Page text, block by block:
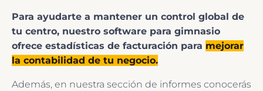
Para ayudarte a mantener un control global de
tu centro, nuestro software para gimnasio
ofrece estadísticas de facturación para mejorar
la contabilidad de tu negocio.
Además, en nuestra sección de informes conocerás